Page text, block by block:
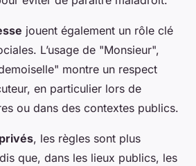
jouent également un rôle clé
L’usage de "Monsieur",
montre un respect
en particulier lors de
ou dans des contextes publics.
, les règles sont plus
que, dans les lieux publics, les